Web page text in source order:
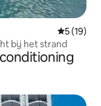
5 (19)
bij het strand